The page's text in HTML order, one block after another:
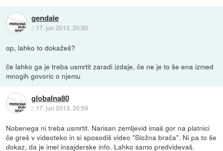
gendale
:: 17. jun 2013, 20:50
op, lahko to dokažeš?
če lahko ga je treba usmrtit zaradi izdaje, če ne je to še ena izmed
mnogih govoric o njemu
globalna80
:: 17. jun 2013, 20:59
Nobenega ni treba usmrtit. Narisan zemljevid imaš gor na platnici
če greš v videoteko in si sposodiš video "Složna brača". Ni pa to še
dokaz, da je imel insajderske info. Lahko samo predvidevaš.